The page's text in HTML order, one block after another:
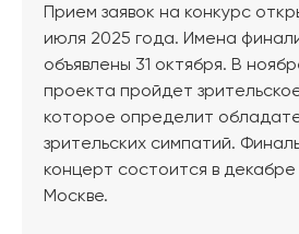
Прием заявок на конкурс
июля 2025 года. Имена
объявлены 31 октября. В
проекта пройдет
которое определит
зрительских симпатий.
концерт состоится в декабре
Москве.